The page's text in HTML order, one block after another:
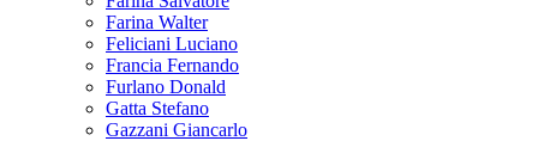
Farina Walter
Feliciani Luciano
Francia Fernando
Furlano Donald
Gatta Stefano
Gazzani Giancarlo